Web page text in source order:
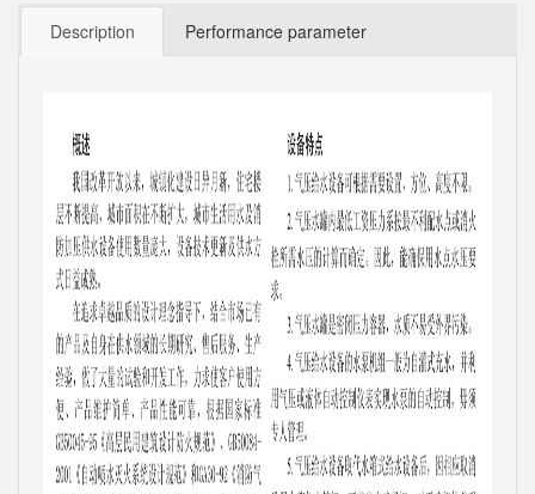
Description Performance parameter